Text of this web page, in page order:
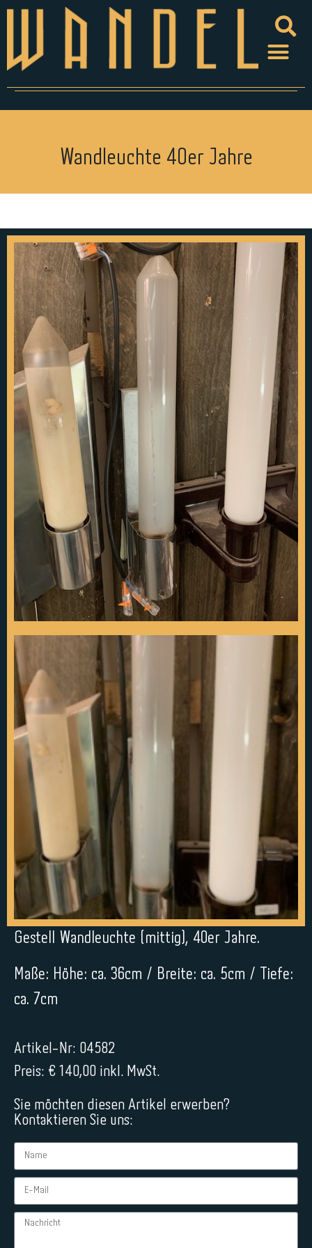
Wandleuchte 40er Jahre
Gestell Wandleuchte (mittig), 40er Jahre.
Maße: Höhe: ca. 36cm / Breite: ca. 5cm / Tiefe:
ca. 7cm
Artikel-Nr: 04582
Preis: € 140,00 inkl. MwSt.
Sie möchten diesen Artikel erwerben?
Kontaktieren Sie uns: